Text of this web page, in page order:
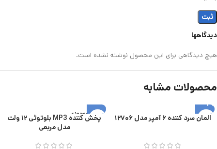
دیدگاهها
هیچ دیدگاهی برای این محصول نوشته نشده است.
محصولات مشابه
المان سرد کننده ۶ آمپر مدل ۱۲۷۰۶ اتمام موجودی
پخش کننده MP3 بلوتوثی ۱۲ ولت
مدل مربعی